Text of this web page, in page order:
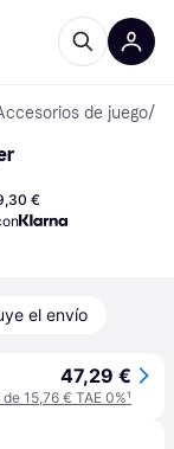
de juego/
€
el envío
47,29 €
15,76 € TAE 0%¹